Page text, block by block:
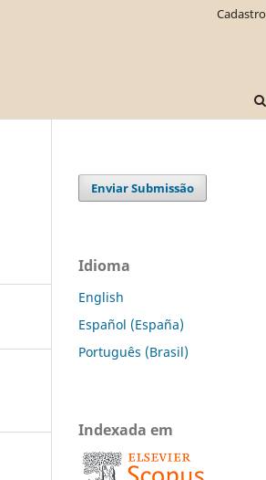
Cadastro
Enviar Submissão
Idioma
English
Español (España)
Português (Brasil)
Indexada em